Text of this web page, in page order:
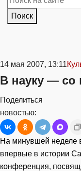
Поиск
14 мая 2007, 13:11
В науку — со
Поделиться
новостью:
На минувшей неделе
впервые в истории
конференция,